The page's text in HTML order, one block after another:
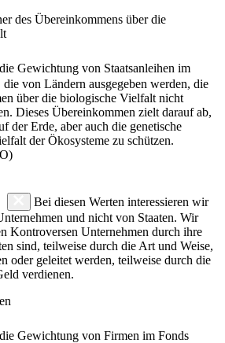
des Übereinkommens über die
Gewichtung von Staatsanleihen im
die von Ländern ausgegeben werden, die
über die biologische Vielfalt nicht
Dieses Übereinkommen zielt darauf ab,
der Erde, aber auch die genetische
der Ökosysteme zu schützen.
Bei diesen Werten interessieren wir
und nicht von Staaten. Wir
Kontroversen Unternehmen durch ihre
sind, teilweise durch die Art und Weise,
oder geleitet werden, teilweise durch die
verdienen.
Gewichtung von Firmen im Fonds